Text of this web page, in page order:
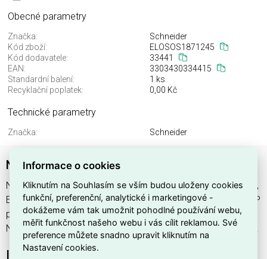
Obecné parametry
Značka:
Schneider
Kód zboží:
ELOSOS1871245
Kód dodavatele:
33441
EAN:
3303430334415
Standardní balení:
1 ks
Recyklační poplatek:
0,00 Kč
Technické parametry
Značka: Schneider
NS630bNA 4P pev. zákl. odpínač el. ovl.
NS630bNA 4P pev. zákl. odpínač el. ovl. , výrobce Schneider,
EAN 3303430334415, kód dodavatele 33441. NS630bNA 4P
pev. zákl. odpínač el. ovl. nabízíme od 1 ks. Kód EMAS
NS630bNA 4P pev. zákl. odpínač el. ovl. je ELOSOS1871245.
Interní název produktu
Informace o cookies
Kliknutím na Souhlasím se vším budou uloženy cookies
funkční, preferenční, analytické i marketingové -
dokážeme vám tak umožnit pohodlné používání webu,
měřit funkčnost našeho webu i vás cílit reklamou. Své
preference můžete snadno upravit kliknutím na
Nastavení cookies.